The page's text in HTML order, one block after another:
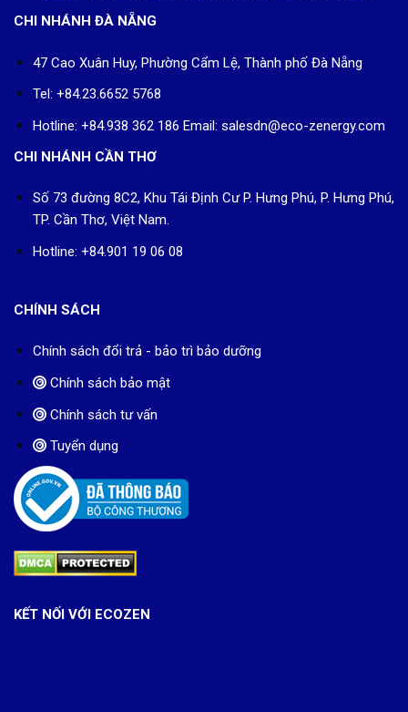
CHI NHÁNH ĐÀ NẴNG
47 Cao Xuân Huy, Phường Cẩm Lệ, Thành phố Đà Nẵng
Tel: +84.23.6652 5768
Hotline: +84.938 362 186 Email: salesdn@eco-zenergy.com
CHI NHÁNH CẦN THƠ
Số 73 đường 8C2, Khu Tái Định Cư P. Hưng Phú, P. Hưng Phú,
TP. Cần Thơ, Việt Nam.
Hotline: +84.901 19 06 08
CHÍNH SÁCH
Chính sách đổi trả - bảo trì bảo dưỡng
Chính sách bảo mật
Chính sách tư vấn
Tuyển dụng
KẾT NỐI VỚI ECOZEN